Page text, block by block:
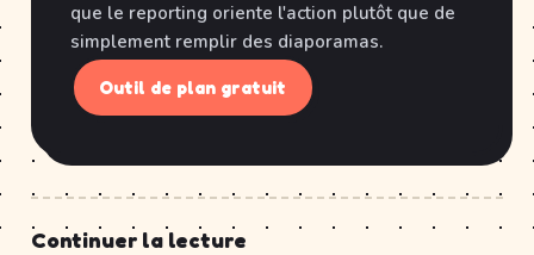
que le reporting oriente l'action plutôt que de
simplement remplir des diaporamas.
Outil de plan gratuit
Continuer la lecture